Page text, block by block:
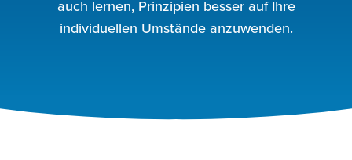
auch lernen, Prinzipien besser auf Ihre
individuellen Umstände anzuwenden.